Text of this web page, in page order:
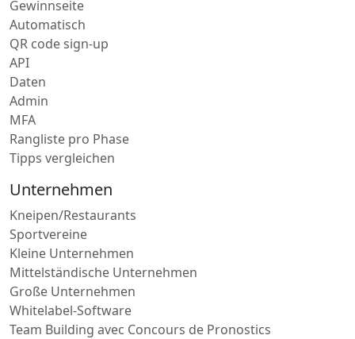
Gewinnseite
Automatisch
QR code sign-up
API
Daten
Admin
MFA
Rangliste pro Phase
Tipps vergleichen
Unternehmen
Kneipen/Restaurants
Sportvereine
Kleine Unternehmen
Mittelständische Unternehmen
Große Unternehmen
Whitelabel-Software
Team Building avec Concours de Pronostics